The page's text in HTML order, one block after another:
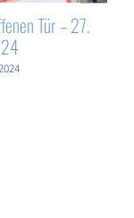
Politik-AG